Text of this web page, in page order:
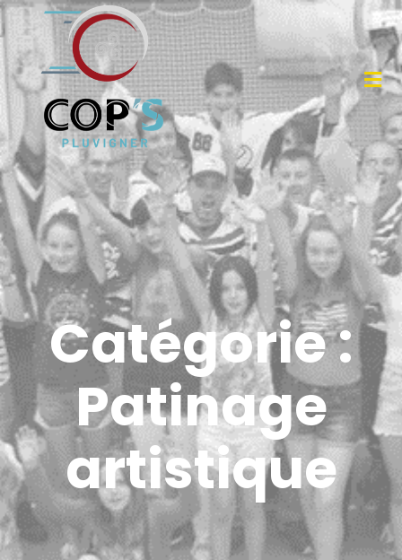
Catégorie :
Patinage
artistique